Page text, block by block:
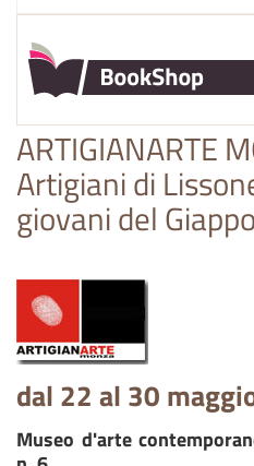
ARTIGIANARTE
Artigiani di
giovani del
dal 22 al 30
Museo d'arte